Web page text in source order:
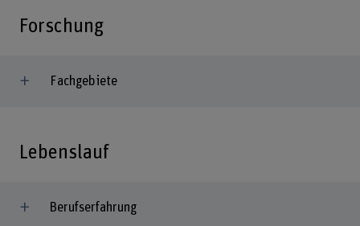
Forschung
Fachgebiete
Lebenslauf
Berufserfahrung